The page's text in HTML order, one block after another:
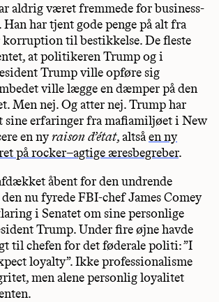
aldrig været fremmede for business-
har tjent gode penge på alt fra
til bestikkelse. De fleste
at politikeren Trump og i
Trump ville opføre sig
ville lægge en dæmper på den
Men nej. Og atter nej. Trump har
sine erfaringer fra mafiamiljøet i New
en nyraison d’état, altsåen ny
på rocker–agtige æresbegreber.
åbent for den undrende
nu fyrede FBI-chef James Comey
i Senatet om sine personlige
Trump. Under fire øjne havde
til chefen for det føderale politi: ”I
loyalty”. Ikke professionalisme
men alene personlig loyalitet